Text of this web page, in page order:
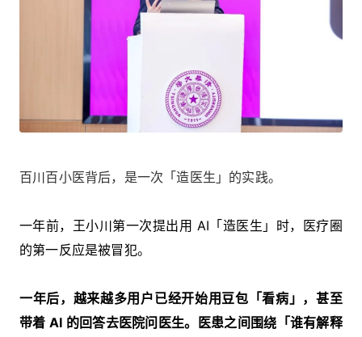
百川百小医背后，是一次「造医生」的实践。
一年前，王小川第一次提出用 AI「造医生」时，医疗圈
的第一反应是被冒犯。
一年后，越来越多用户已经开始用豆包「看病」，甚至
带着 AI 的回答去医院问医生。医患之间围绕「谁有解释